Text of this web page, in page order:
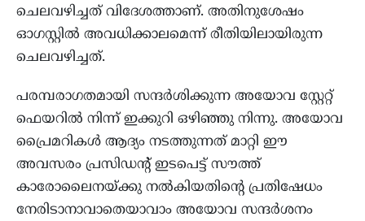
ചെലവഴിച്ചത് വിദേശത്താണ്. അതിനുശേഷം
ഓഗസ്റ്റിൽ അവധിക്കാലമെന്ന് രീതിയിലായിരുന്ന
ചെലവഴിച്ചത്.
പരമ്പരാഗതമായി സന്ദർശിക്കുന്ന അയോവ സ്റ്റേറ്റ്
ഫെയറിൽ നിന്ന് ഇക്കുറി ഒഴിഞ്ഞു നിന്നു. അയോവ
പ്രൈമറികൾ ആദ്യം നടത്തുന്നത് മാറ്റി ഈ
അവസരം പ്രസിഡന്റ് ഇടപെട്ട് സൗത്ത്
കാരോലൈനയ്ക്കു നൽകിയതിന്റെ പ്രതിഷേധം
നേരിടാനാവാതെയാവാം അയോവ സന്ദർശനം